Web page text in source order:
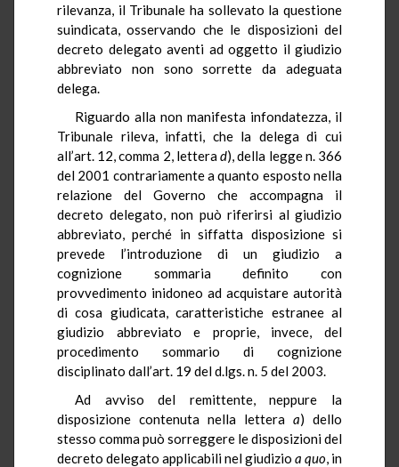
rilevanza, il Tribunale ha sollevato la questione
suindicata, osservando che le disposizioni del
decreto delegato aventi ad oggetto il giudizio
abbreviato non sono sorrette da adeguata
delega.
Riguardo alla non manifesta infondatezza, il
Tribunale rileva, infatti, che la delega di cui
all’art. 12, comma 2, letterad), della legge n. 366
del 2001 contrariamente a quanto esposto nella
relazione del Governo che accompagna il
decreto delegato, non può riferirsi al giudizio
abbreviato, perché in siffatta disposizione si
prevede l’introduzione di un giudizio a
cognizione sommaria definito con
provvedimento inidoneo ad acquistare autorità
di cosa giudicata, caratteristiche estranee al
giudizio abbreviato e proprie, invece, del
procedimento sommario di cognizione
disciplinato dall’art. 19 del d.lgs. n. 5 del 2003.
Ad avviso del remittente, neppure la
disposizione contenuta nella lettera a) dello
stesso comma può sorreggere le disposizioni del
decreto delegato applicabili nel giudizio a quo, in